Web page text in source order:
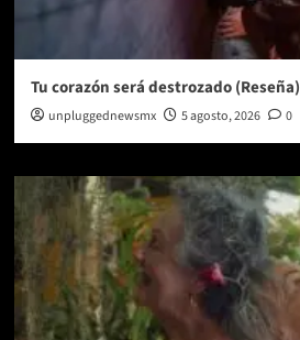
Tu corazón será destrozado (Reseña)
unpluggednewsmx 5 agosto, 2026 0